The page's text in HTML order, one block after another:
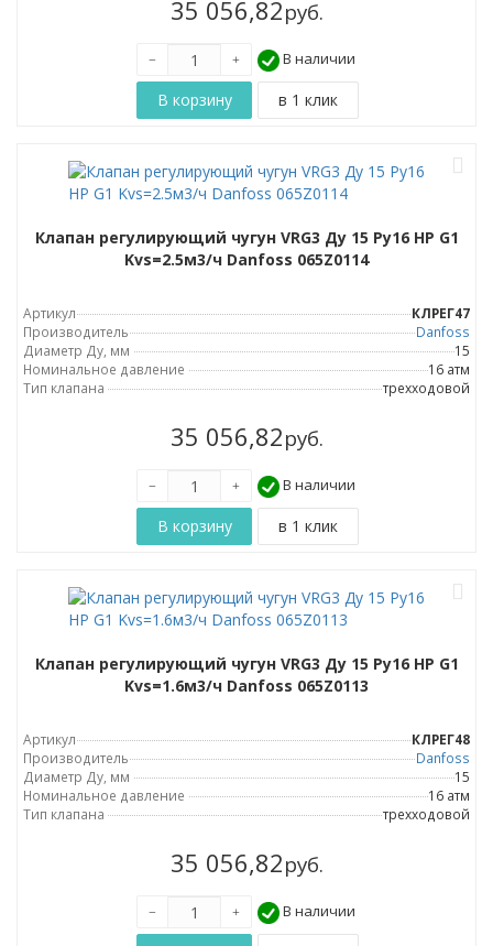
35 056,82руб.
В наличии
Клапан регулирующий чугун VRG3 Ду 15 Ру16 НР G1
Kvs=2.5м3/ч Danfoss 065Z0114
Артикул
КЛРЕГ47
Производитель
Danfoss
Диаметр Ду, мм
15
Номинальное давление
16 атм
Тип клапана
трехходовой
35 056,82руб.
В наличии
Клапан регулирующий чугун VRG3 Ду 15 Ру16 НР G1
Kvs=1.6м3/ч Danfoss 065Z0113
Артикул
КЛРЕГ48
Производитель
Danfoss
Диаметр Ду, мм
15
Номинальное давление
16 атм
Тип клапана
трехходовой
35 056,82руб.
В наличии